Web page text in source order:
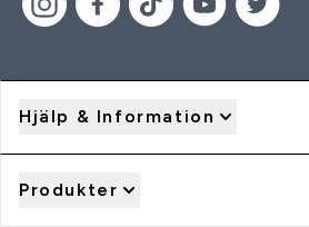
Hjälp & Information
Produkter